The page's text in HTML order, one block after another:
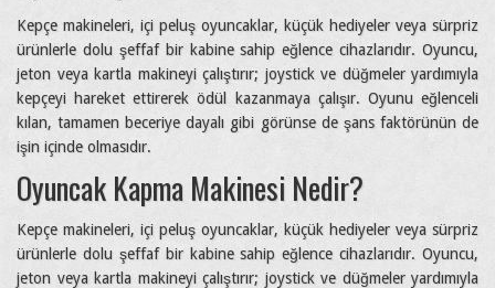
Kepçe makineleri, içi peluş oyuncaklar, küçük hediyeler veya sürpriz
ürünlerle dolu şeffaf bir kabine sahip eğlence cihazlarıdır. Oyuncu,
jeton veya kartla makineyi çalıştırır; joystick ve düğmeler yardımıyla
kepçeyi hareket ettirerek ödül kazanmaya çalışır. Oyunu eğlenceli
kılan, tamamen beceriye dayalı gibi görünse de şans faktörünün de
işin içinde olmasıdır.
Oyuncak Kapma Makinesi Nedir?
Kepçe makineleri, içi peluş oyuncaklar, küçük hediyeler veya sürpriz
ürünlerle dolu şeffaf bir kabine sahip eğlence cihazlarıdır. Oyuncu,
jeton veya kartla makineyi çalıştırır; joystick ve düğmeler yardımıyla